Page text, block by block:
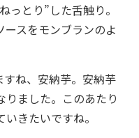
っとり”した舌触り。
スをモンブランのよ
ね、安納芋。安納芋
ました。このあたり
きたいですね。